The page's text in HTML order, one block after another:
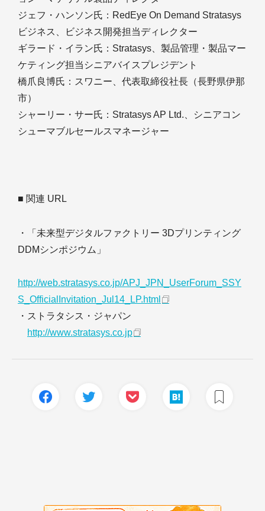
ジェフ・ハンソン氏：RedEye On Demand Stratasys
ビジネス、ビジネス開発担当ディレクター
ギラード・イラン氏：Stratasys、製品管理・製品マー
ケティング担当シニアバイスプレジデント
橋爪良博氏：スワニー、代表取締役社長（長野県伊那
市）
シャーリー・サー氏：Stratasys AP Ltd.、シニアコン
シューマブルセールスマネージャー
■ 関連 URL
・「未来型デジタルファクトリー 3Dプリンティング
DDMシンポジウム」
http://web.stratasys.co.jp/APJ_JPN_UserForum_SSY
S_OfficialInvitation_Jul14_LP.html
・ストラタシス・ジャパン
http://www.stratasys.co.jp